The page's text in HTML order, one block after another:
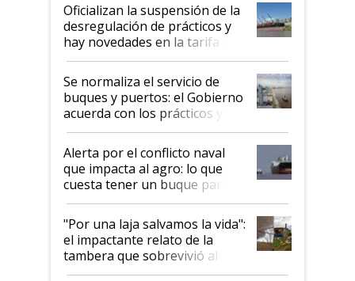
Oficializan la suspensión de la
desregulación de prácticos y
hay novedades en la tarifa de
la hidrovía
Se normaliza el servicio de
buques y puertos: el Gobierno
acuerda con los prácticos y
suspende el decreto de
desregulación
Alerta por el conflicto naval
que impacta al agro: lo que
cuesta tener un buque parado
y el peligro de que Argentina
pase a ser "país sucio"
"Por una laja salvamos la vida":
el impactante relato de la
tambera que sobrevivió al
tornado